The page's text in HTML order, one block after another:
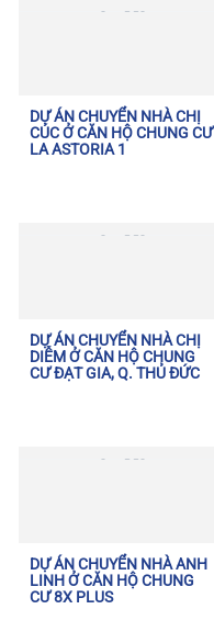
DỰ ÁN CHUYỂN NHÀ CHỊ
CÚC Ở CĂN HỘ CHUNG CƯ
LA ASTORIA 1
DỰ ÁN CHUYỂN NHÀ CHỊ
DIỄM Ở CĂN HỘ CHUNG
CƯ ĐẠT GIA, Q. THỦ ĐỨC
DỰ ÁN CHUYỂN NHÀ ANH
LINH Ở CĂN HỘ CHUNG
CƯ 8X PLUS